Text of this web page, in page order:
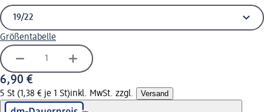
Größentabelle
6,90 €
5 St (1,38 € je 1 St)inkl. MwSt. zzgl. Versand